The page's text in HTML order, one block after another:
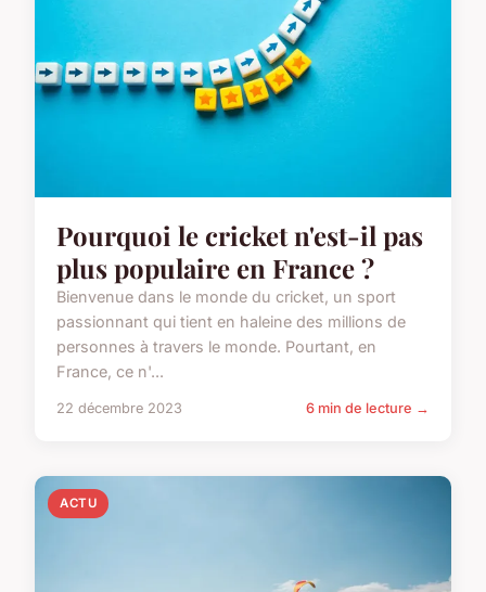
Pourquoi le cricket n'est-il pas
plus populaire en France ?
Bienvenue dans le monde du cricket, un sport
passionnant qui tient en haleine des millions de
personnes à travers le monde. Pourtant, en
France, ce n'...
22 décembre 2023 6 min de lecture →
ACTU